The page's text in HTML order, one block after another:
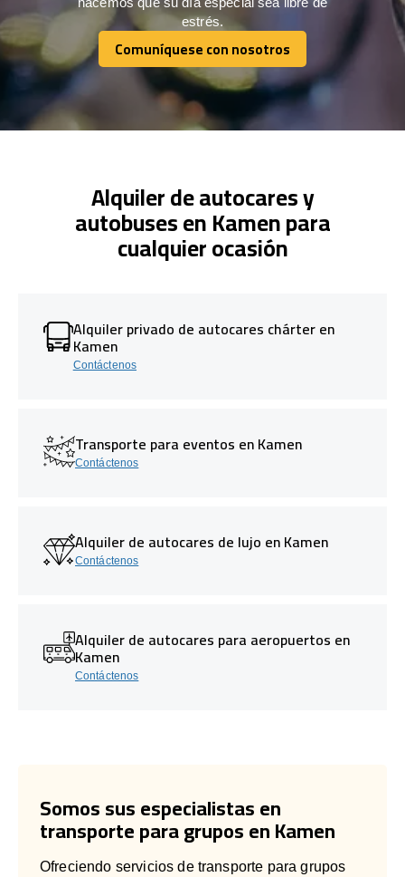
estrés.
Comuníquese con nosotros
Comuníquese con nosotros
Alquiler de autocares y
autobuses en Kamen para
cualquier ocasión
Alquiler privado de autocares chárter en
Kamen
Contáctenos
Transporte para eventos en Kamen
Contáctenos
Alquiler de autocares de lujo en Kamen
Contáctenos
Alquiler de autocares para aeropuertos en
Kamen
Contáctenos
Somos sus especialistas en
transporte para grupos en Kamen
Ofreciendo servicios de transporte para grupos